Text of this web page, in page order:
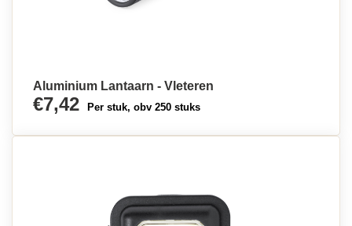
Aluminium Lantaarn - Vleteren
€7,42 Per stuk, obv 250 stuks